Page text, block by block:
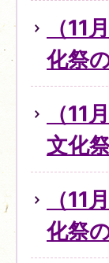
（
化祭
（
文化
（
化祭